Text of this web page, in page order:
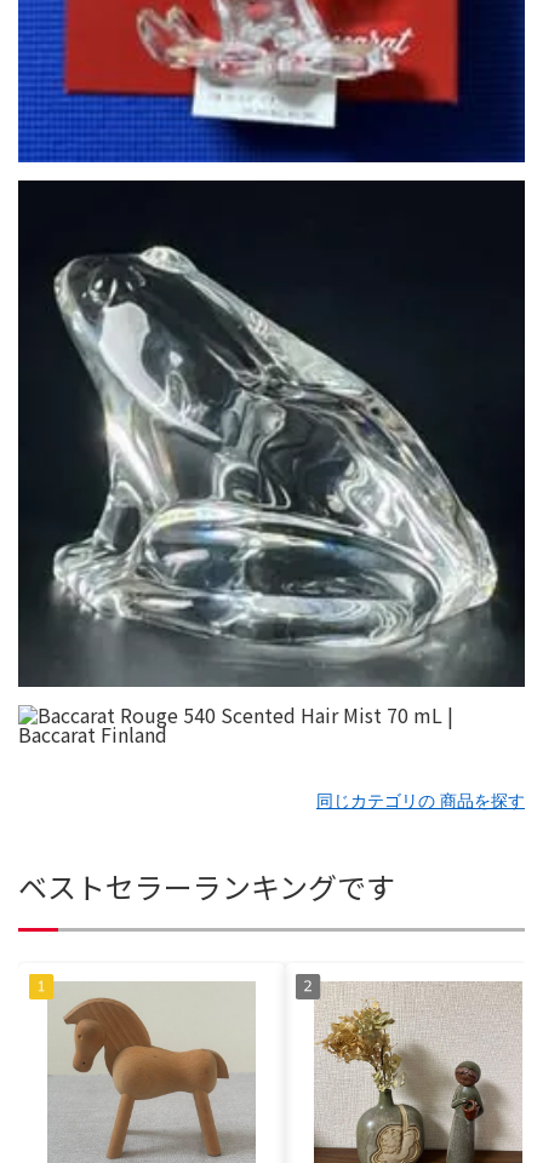
同じカテゴリの 商品を探す
ベストセラーランキングです